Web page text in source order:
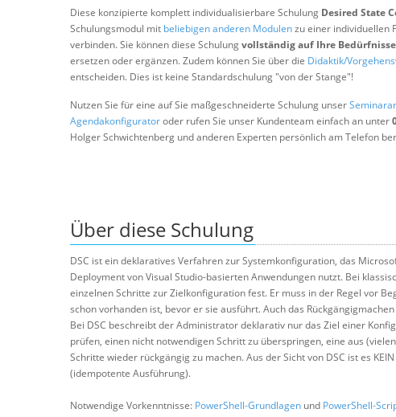
Diese konzipierte komplett individualisierbare Schulung Desired State
Schulungsmodul mit beliebigen anderen Modulenzu einer individuellen
verbinden. Sie können diese Schulungvollständig auf Ihre
ersetzen oder ergänzen. Zudem können Sie über die Didaktik/
entscheiden. Dies ist keine Standardschulung "von der Stange"!
Nutzen Sie für eine auf Sie maßgeschneiderte Schulung unser
Agendakonfiguratoroder rufen Sie unser Kundenteam einfach an unter
Holger Schwichtenberg und anderen Experten persönlich am Telefon
Über diese Schulung
DSC ist ein deklaratives Verfahren zur Systemkonfiguration, das
Deployment von Visual Studio-basierten Anwendungen nutzt. Bei
einzelnen Schritte zur Zielkonfiguration fest. Er muss in der Regel vor
schon vorhanden ist, bevor er sie ausführt. Auch das
Bei DSC beschreibt der Administrator deklarativ nur das Ziel einer
prüfen, einen nicht notwendigen Schritt zu überspringen, eine aus
Schritte wieder rückgängig zu machen. Aus der Sicht von DSC ist es
(idempotente Ausführung).
Notwendige Vorkenntnisse: PowerShell-Grundlagen und PowerShell-